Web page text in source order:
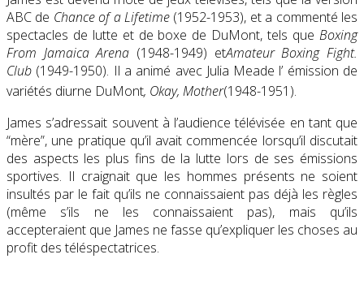
ABC de Chance of a Lifetime (1952-1953), et a commenté les
spectacles de lutte et de boxe de DuMont, tels que Boxing
From Jamaica Arena (1948-1949) etAmateur Boxing Fight.
Club (1949-1950). Il a animé avec Julia Meade l’ émission de
variétés diurne DuMont, Okay, Mother(1948-1951).
James s’adressait souvent à l’audience télévisée en tant que
“mère”, une pratique qu’il avait commencée lorsqu’il discutait
des aspects les plus fins de la lutte lors de ses émissions
sportives. Il craignait que les hommes présents ne soient
insultés par le fait qu’ils ne connaissaient pas déjà les règles
(même s’ils ne les connaissaient pas), mais qu’ils
accepteraient que James ne fasse qu’expliquer les choses au
profit des téléspectatrices.